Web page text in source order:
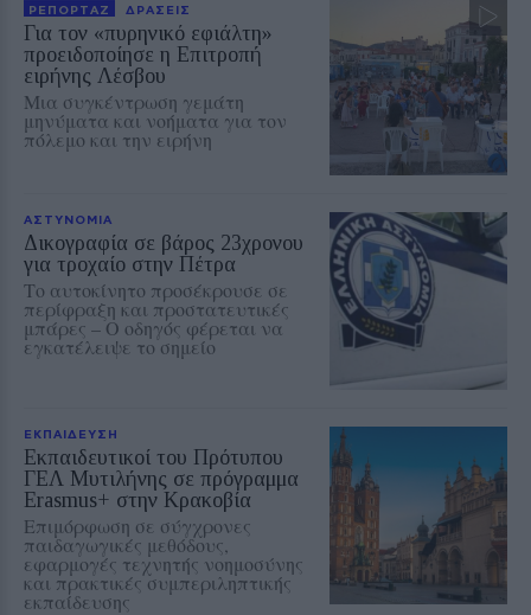
ΡΕΠΟΡΤΑΖ ΔΡΑΣΕΙΣ
Για τον «πυρηνικό εφιάλτη»
προειδοποίησε η Επιτροπή
ειρήνης Λέσβου
Μια συγκέντρωση γεμάτη
μηνύματα και νοήματα για τον
πόλεμο και την ειρήνη
ΑΣΤΥΝΟΜΙΑ
Δικογραφία σε βάρος 23χρονου
για τροχαίο στην Πέτρα
Το αυτοκίνητο προσέκρουσε σε
περίφραξη και προστατευτικές
μπάρες – Ο οδηγός φέρεται να
εγκατέλειψε το σημείο
ΕΚΠΑΙΔΕΥΣΗ
Εκπαιδευτικοί του Πρότυπου
ΓΕΛ Μυτιλήνης σε πρόγραμμα
Erasmus+ στην Κρακοβία
Επιμόρφωση σε σύγχρονες
παιδαγωγικές μεθόδους,
εφαρμογές τεχνητής νοημοσύνης
και πρακτικές συμπεριληπτικής
εκπαίδευσης